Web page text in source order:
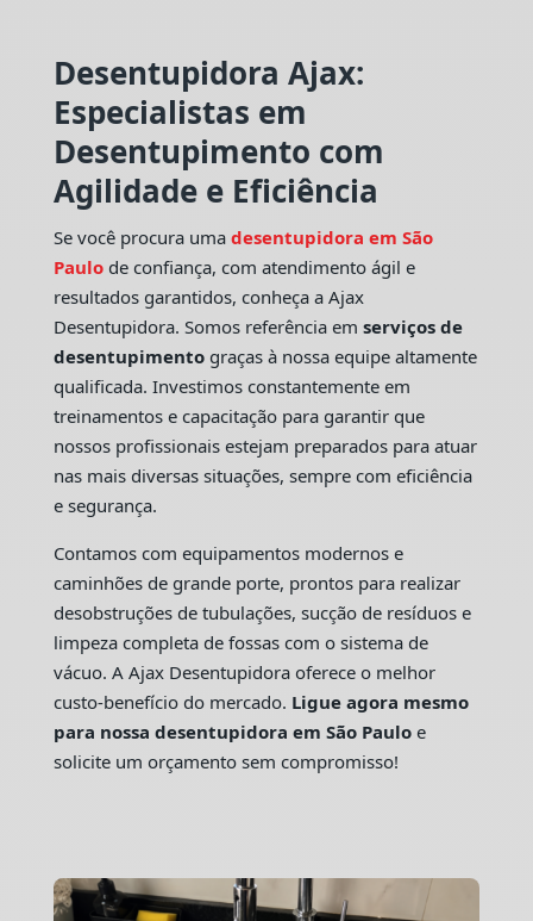
Desentupidora Ajax:
Especialistas em
Desentupimento com
Agilidade e Eficiência
Se você procura uma desentupidora em São
Paulo de confiança, com atendimento ágil e
resultados garantidos, conheça a Ajax
Desentupidora. Somos referência em serviços de
desentupimentograças à nossa equipe altamente
qualificada. Investimos constantemente em
treinamentos e capacitação para garantir que
nossos profissionais estejam preparados para atuar
nas mais diversas situações, sempre com eficiência
e segurança.
Contamos com equipamentos modernos e
caminhões de grande porte, prontos para realizar
desobstruções de tubulações, sucção de resíduos e
limpeza completa de fossas com o sistema de
vácuo. A Ajax Desentupidora oferece o melhor
custo-benefício do mercado. Ligue agora mesmo
para nossa desentupidora em São Pauloe
solicite um orçamento sem compromisso!